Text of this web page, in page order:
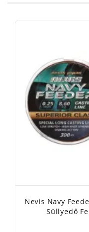
Nevis Navy
Süllyedő